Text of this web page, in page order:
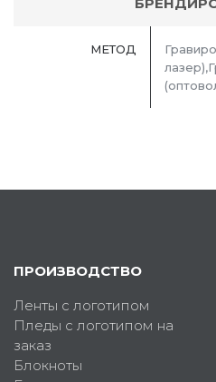
МЕТОД
ПРОИЗВОДСТВО
Ленты с логотипом
Пледы с логотипом на
заказ
Блокноты